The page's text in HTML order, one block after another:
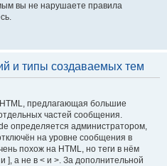
вы не нарушаете правила
и типы создаваемых тем
предлагающая большие
частей сообщения.
определяется администратором,
на уровне сообщения в
похож на HTML, но теги в нём
], а не в < и >. За дополнительной